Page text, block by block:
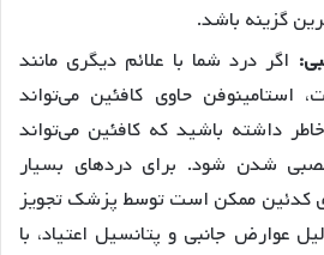
گزینه باشد.
اگر درد شما با علائم دیگری مانند
استامینوفن حاوی کافئین می‌تواند
داشته باشید که کافئین می‌تواند
شدن شود. برای دردهای بسیار
کدئین ممکن است توسط پزشک تجویز
عوارض جانبی و پتانسیل اعتیاد، با